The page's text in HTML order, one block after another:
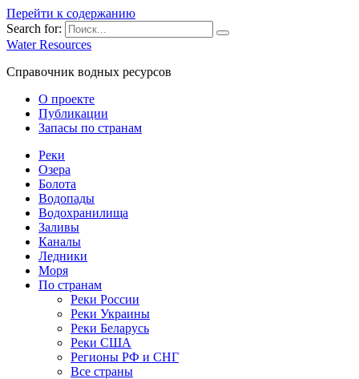
Перейти к содержанию
Search for:
Water Resources
Справочник водных ресурсов
О проекте
Публикации
Запасы по странам
Реки
Озера
Болота
Водопады
Водохранилища
Заливы
Каналы
Ледники
Моря
По странам
Реки России
Реки Украины
Реки Беларусь
Реки США
Регионы РФ и СНГ
Все страны